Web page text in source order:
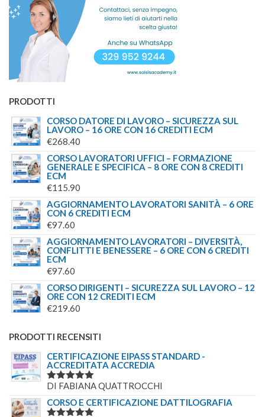
PRODOTTI
CORSO DATORE DI LAVORO – SICUREZZA SUL
LAVORO – 16 ORE CON 16 CREDITI ECM
€268.40
CORSO LAVORATORI UFFICI – FORMAZIONE
GENERALE E SPECIFICA – 8 ORE CON 8 CREDITI
ECM
€115.90
AGGIORNAMENTO LAVORATORI SANITÀ – 6 ORE
CON 6 CREDITI ECM
€97.60
AGGIORNAMENTO LAVORATORI – DIVERSITÀ,
CONFLITTI E BENESSERE – 6 ORE CON 6 CREDITI
ECM
€97.60
CORSO DIRIGENTI – SICUREZZA SUL LAVORO – 12
ORE CON 12 CREDITI ECM
€219.60
PRODOTTI RECENSITI
CERTIFICAZIONE EIPASS STANDARD -
ACCREDITATA ACCREDIA
VALUTATO
DI FABIANA QUATTROCCHI
CORSO E CERTIFICAZIONE DATTILOGRAFIA